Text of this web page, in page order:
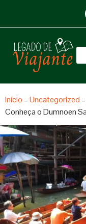
Início –Uncategorized –
Conheça o Dumnoen